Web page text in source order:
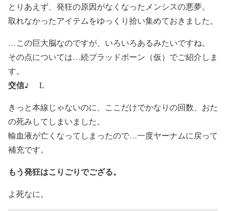
とりあえず、発狂の原因がなくなったメンシスの悪夢。
取れなかったアイテムをゆっくり拾い集めておきました。
…この巨大脳なのですが、いろいろあるみたいですね。
その点については…続ブラッドボーン（仮）でご紹介しま
す。
交信♪ L
きっと本線じゃないのに、ここだけでかなりの回数、おた
の死みしてしまいました。
輸血液が亡くなってしまったので…一度ヤーナムに戻って
補充です。
もう発狂はこりごりでござる。
よ死なに。